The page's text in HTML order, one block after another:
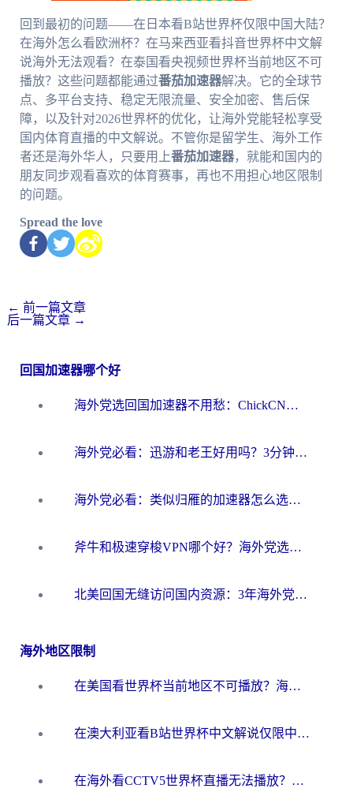
回到最初的问题——在日本看B站世界杯仅限中国大陆？
在海外怎么看欧洲杯？在马来西亚看抖音世界杯中文解
说海外无法观看？在泰国看央视频世界杯当前地区不可
播放？这些问题都能通过番茄加速器解决。它的全球节
点、多平台支持、稳定无限流量、安全加密、售后保
障，以及针对2026世界杯的优化，让海外党能轻松享受
国内体育直播的中文解说。不管你是留学生、海外工作
者还是海外华人，只要用上番茄加速器，就能和国内的
朋友同步观看喜欢的体育赛事，再也不用担心地区限制
的问题。
Spread the love
← 前一篇文章
后一篇文章 →
回国加速器哪个好
海外党选回国加速器不用愁：ChickCN和洞见哪个好？一篇搞定所有疑问
海外党必看：迅游和老王好用吗？3分钟选对加速国内网络的加速器
海外党必看：类似归雁的加速器怎么选？一篇搞定无缝访问国内资源
斧牛和极速穿梭VPN哪个好？海外党选回国加速器必看的真实对比与避坑指南
北美回国无缝访问国内资源：3年海外党亲测的加速器选择指南
海外地区限制
在美国看世界杯当前地区不可播放？海外党体育观赛终极指南来了！
在澳大利亚看B站世界杯中文解说仅限中国大陆？这篇指南帮你打破限制看遍赛事
在海外看CCTV5世界杯直播无法播放？这篇指南让你和国内球迷同步呐喊